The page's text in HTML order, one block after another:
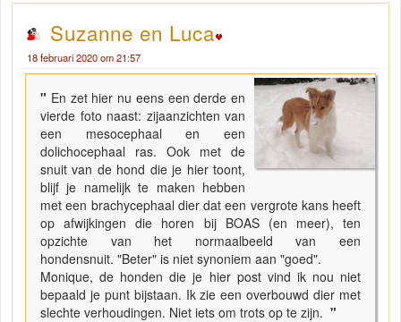
Suzanne en Luca
18 februari 2020 om 21:57
" En zet hier nu eens een derde en
vierde foto naast: zijaanzichten van
een mesocephaal en een
dolichocephaal ras. Ook met de
snuit van de hond die je hier toont,
blijf je namelijk te maken hebben
met een brachycephaal dier dat een vergrote kans heeft
op afwijkingen die horen bij BOAS (en meer), ten
opzichte van het normaalbeeld van een
hondensnuit. "Beter" is niet synoniem aan "goed".
Monique, de honden die je hier post vind ik nou niet
bepaald je punt bijstaan. Ik zie een overbouwd dier met
slechte verhoudingen. Niet iets om trots op te zijn. "